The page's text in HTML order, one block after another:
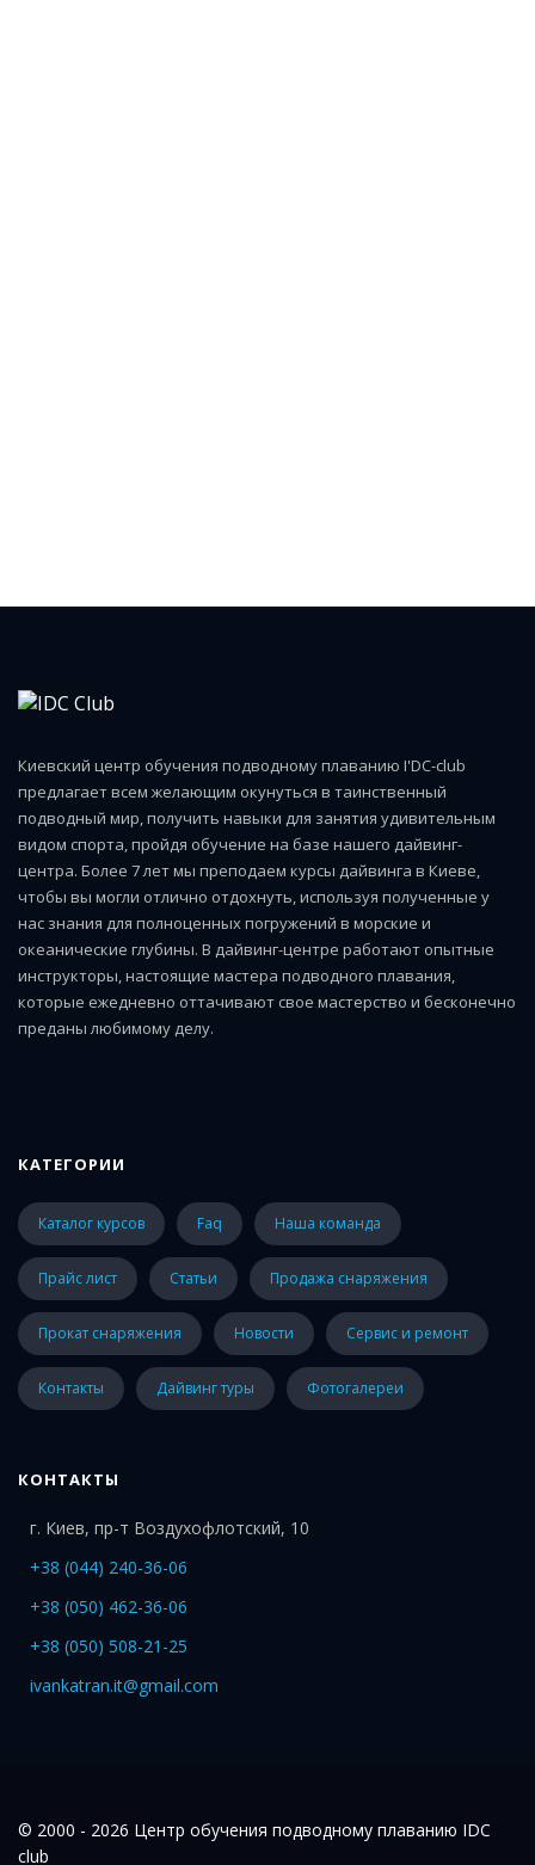
Киевский центр обучения подводному плаванию I'DC-club
предлагает всем желающим окунуться в таинственный
подводный мир, получить навыки для занятия удивительным
видом спорта, пройдя обучение на базе нашего дайвинг-
центра. Более 7 лет мы преподаем курсы дайвинга в Киеве,
чтобы вы могли отлично отдохнуть, используя полученные у
нас знания для полноценных погружений в морские и
океанические глубины. В дайвинг-центре работают опытные
инструкторы, настоящие мастера подводного плавания,
которые ежедневно оттачивают свое мастерство и бесконечно
преданы любимому делу.
КАТЕГОРИИ
каталог курсов faq наша команда
прайс лист статьи Продажа снаряжения
Прокат снаряжения Новости Сервис и ремонт
Контакты Дайвинг туры Фотогалереи
КОНТАКТЫ
г. Киев, пр-т Воздухофлотский, 10
+38 (044) 240-36-06
+38 (050) 462-36-06
+38 (050) 508-21-25
ivankatran.it@gmail.com
© 2000 - 2026 Центр обучения подводному плаванию IDC
club